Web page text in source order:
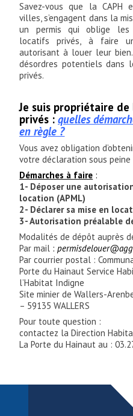
Savez-vous que la CAPH
villes, s’engagent dans la
un permis qui oblige les
locatifs privés, à faire
autorisant à louer leur
désordres potentiels dans
privés.
Je suis propriétaire
privés :quelles
en règle ?
Vous avez obligation
votre déclaration sous peine
Démarches à faire :
1- Déposer une
location (APML)
2- Déclarer sa mise en
3- Autorisation préalable
Modalités de dépôt auprès
Par mail :
Par courrier postal :
Porte du Hainaut Service
l’Habitat Indigne
Site minier de Wallers-
– 59135 WALLERS
Pour toute question :
contactez la Direction
La Porte du Hainaut au :